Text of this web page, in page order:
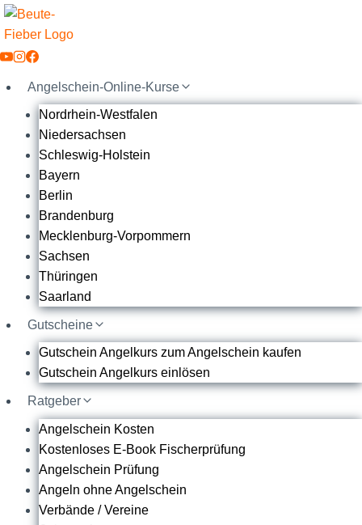
Zum
Inhalt
springen
Angelschein-Online-Kurse
Nordrhein-Westfalen
Niedersachsen
Schleswig-Holstein
Bayern
Berlin
Brandenburg
Mecklenburg-Vorpommern
Sachsen
Thüringen
Saarland
Gutscheine
Gutschein Angelkurs zum Angelschein kaufen
Gutschein Angelkurs einlösen
Ratgeber
Angelschein Kosten
Kostenloses E-Book Fischerprüfung
Angelschein Prüfung
Angeln ohne Angelschein
Verbände / Vereine